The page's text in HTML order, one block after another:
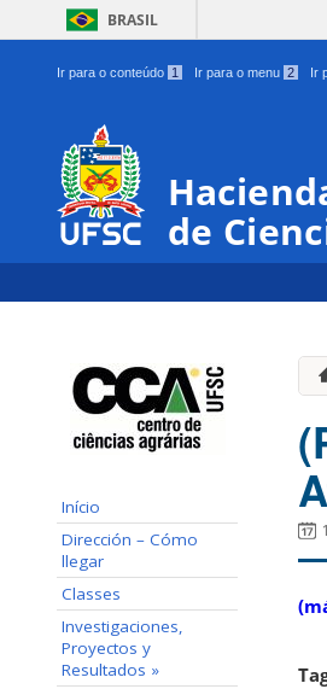
BRASIL
Ir para o conteúdo 1 Ir para o menu 2 Ir
de
Início
Dirección – Cómo
llegar
Classes
Investigaciones,
Proyectos y
Resultados »